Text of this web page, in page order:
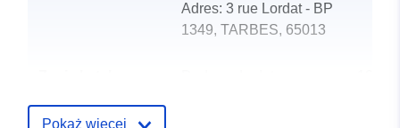
Adres: 3 rue Lordat - BP
1349, TARBES, 65013
Pokaż więcej